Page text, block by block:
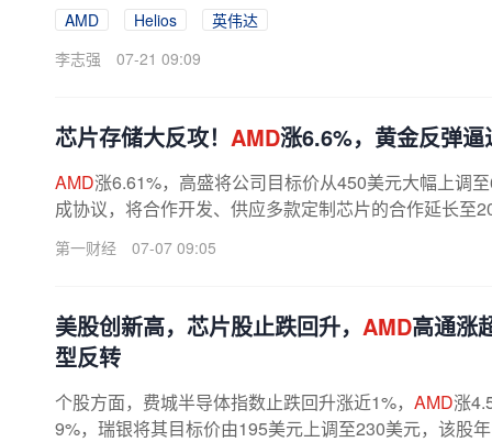
AMD Helios
英伟达
李志强
07-21 09:09
芯片存储大反攻！ AMD涨6.6%，黄金反弹
AMD涨6.61%，高盛将公司目标价从450美元大幅上调
成协议，将合作开发、供应多款定制芯片的合作延长至
第一财经 07-07 09:05
美股创新高，芯片股止跌回升， AMD高通涨
型反转
个股方面，费城半导体指数止跌回升涨近1%， AMD涨
9%，瑞银将其目标价由195美元上调至230美元，该股